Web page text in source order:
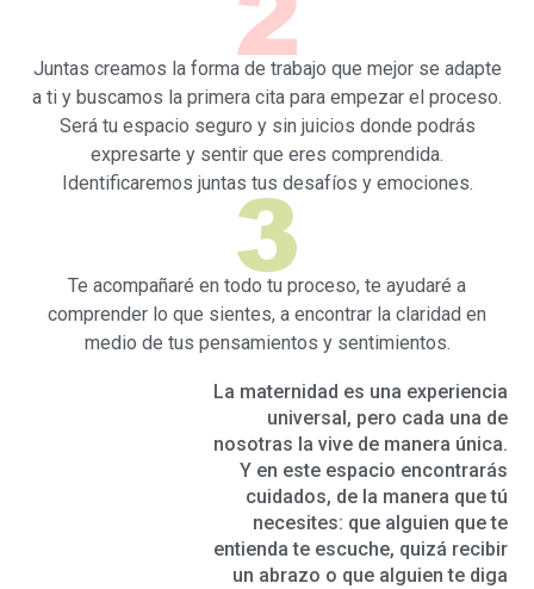
Juntas creamos la forma de trabajo que mejor se adapte
a ti y buscamos la primera cita para empezar el proceso.
Será tu espacio seguro y sin juicios donde podrás
expresarte y sentir que eres comprendida.
Identificaremos juntas tus desafíos y emociones.
Te acompañaré en todo tu proceso, te ayudaré a
comprender lo que sientes, a encontrar la claridad en
medio de tus pensamientos y sentimientos.
La maternidad es una experiencia
universal, pero cada una de
nosotras la vive de manera única.
Y en este espacio encontrarás
cuidados, de la manera que tú
necesites: que alguien que te
entienda te escuche, quizá recibir
un abrazo o que alguien te diga